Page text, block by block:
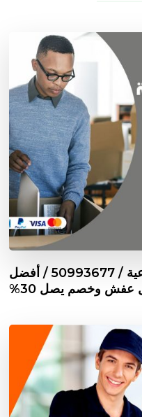
نقل اثاث في العارضية الصناعية / 50993677 / أفضل
وخصم يصل 30%